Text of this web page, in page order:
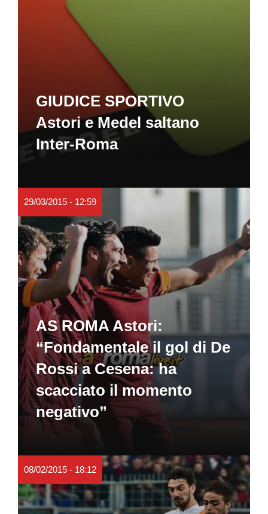
GIUDICE SPORTIVO
Astori e Medel saltano
Inter-Roma
29/03/2015 - 12:59
AS ROMA Astori:
“Fondamentale il gol di De
Rossi a Cesena: ha
scacciato il momento
negativo”
08/02/2015 - 18:12